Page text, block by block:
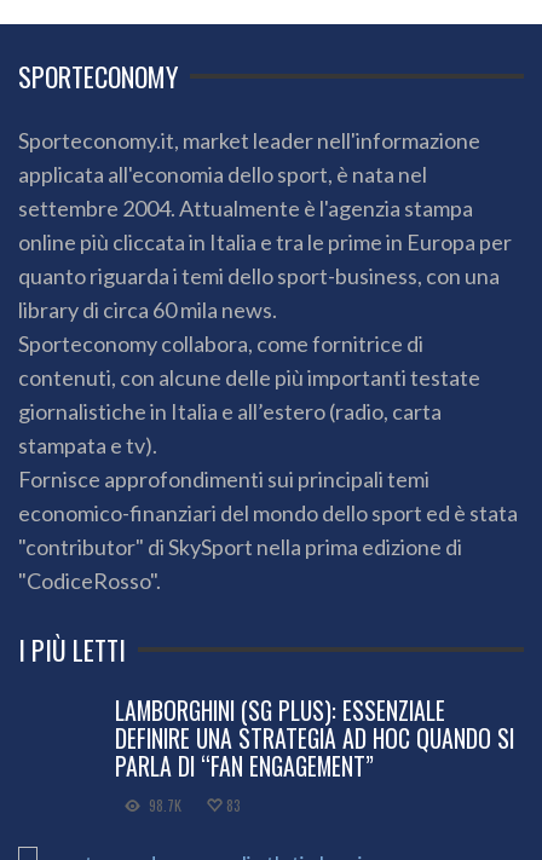
SPORTECONOMY
Sporteconomy.it, market leader nell'informazione
applicata all'economia dello sport, è nata nel
settembre 2004. Attualmente è l'agenzia stampa
online più cliccata in Italia e tra le prime in Europa per
quanto riguarda i temi dello sport-business, con una
library di circa 60 mila news.
Sporteconomy collabora, come fornitrice di
contenuti, con alcune delle più importanti testate
giornalistiche in Italia e all’estero (radio, carta
stampata e tv).
Fornisce approfondimenti sui principali temi
economico-finanziari del mondo dello sport ed è stata
"contributor" di SkySport nella prima edizione di
"CodiceRosso".
I PIÙ LETTI
LAMBORGHINI (SG PLUS): ESSENZIALE
DEFINIRE UNA STRATEGIA AD HOC QUANDO SI
PARLA DI “FAN ENGAGEMENT”
98.7K 83